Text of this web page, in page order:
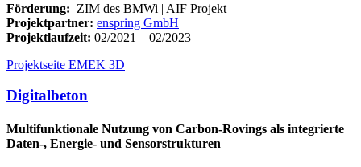
Förderung: ZIM des BMWi | AIF Projekt
Projektpartner: enspring GmbH
Projektlaufzeit: 02/2021 – 02/2023
Projektseite EMEK 3D
Digitalbeton
Multifunktionale Nutzung von Carbon-Rovings als integrierte
Daten-, Energie- und Sensorstrukturen